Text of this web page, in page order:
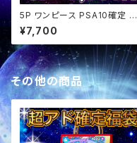
5P ワンピース PSA10確定 ぶ
ち抜きオリパ
¥7,700
その他の商品